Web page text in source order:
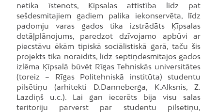
netika īstenots, Ķīpsalas attīstība līdz pat
sešdesmitajiem gadiem palika iekonservēta, līdz
padomju varas gados tika izstrādāts Ķīpsalas
detāļplānojums, paredzot dzīvojamo apbūvi ar
piecstāvu ēkām tipiskā sociālistiskā garā, taču šis
projekts tika noraidīts, līdz septiņdesmitajos gados
izlēma Ķīpsalā būvēt Rīgas Tehniskās universitātes
(toreiz – Rīgas Politehniskā institūta) studentu
pilsētiņu (arhitekti D.Danneberga, K.Alksnis, Z.
Lazdiņš u.c.). Lai gan iecerēts bija visu salas
teritoriju pārvērst par studentu pilsētiņu,